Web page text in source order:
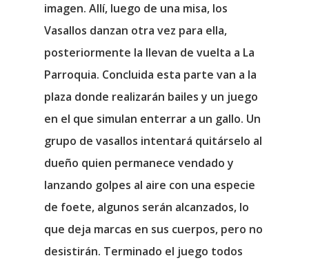
imagen. Allí, luego de una misa, los
Vasallos danzan otra vez para ella,
posteriormente la llevan de vuelta a La
Parroquia. Concluida esta parte van a la
plaza donde realizarán bailes y un juego
en el que simulan enterrar a un gallo. Un
grupo de vasallos intentará quitárselo al
dueño quien permanece vendado y
lanzando golpes al aire con una especie
de foete, algunos serán alcanzados, lo
que deja marcas en sus cuerpos, pero no
desistirán. Terminado el juego todos